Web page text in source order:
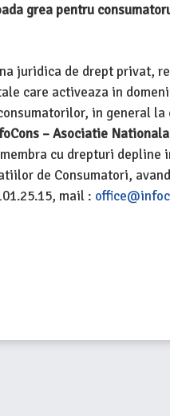
grea pentru
juridica de drept privat,
care activeaza in
in general
– Asociatie
membra cu drepturi depline
de Consumatori,
mail :